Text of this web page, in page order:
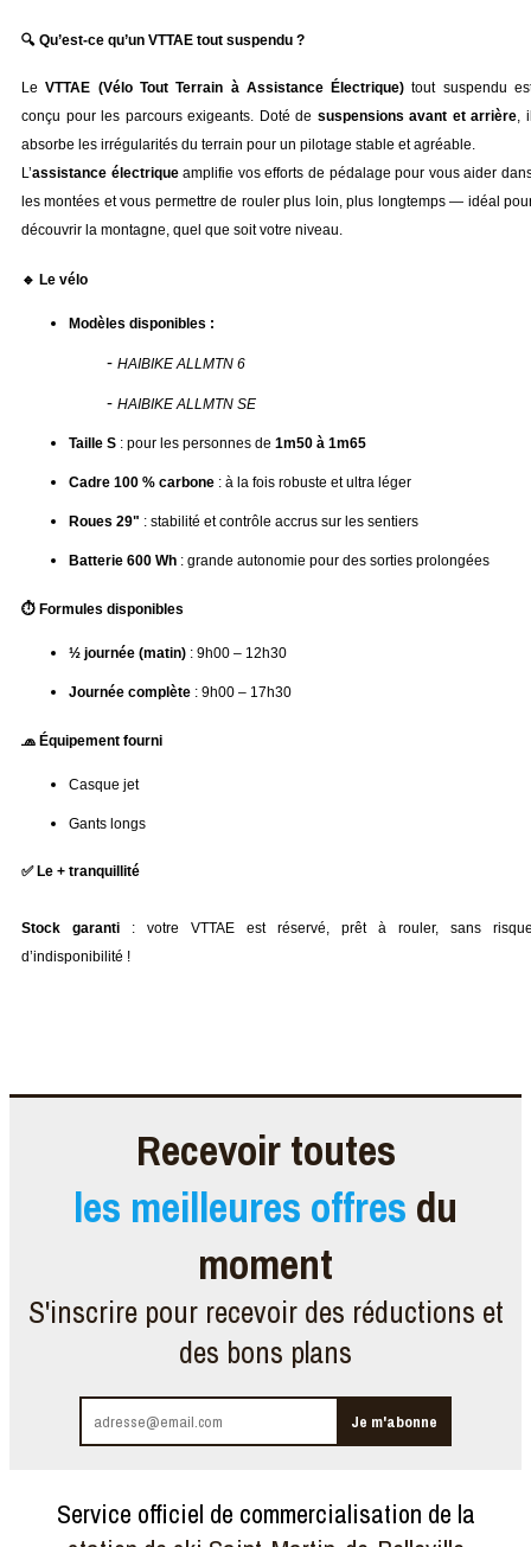
🔍 Qu’est-ce qu’un VTTAE tout suspendu ?
Le VTTAE (Vélo Tout Terrain à Assistance Électrique) tout suspendu
conçu pour les parcours exigeants. Doté de suspensions avant et arrière ,
absorbe les irrégularités du terrain pour un pilotage stable et agréable.
L’assistance électrique amplifie vos efforts de pédalage pour vous aider
les montées et vous permettre de rouler plus loin, plus longtemps — idéal
découvrir la montagne, quel que soit votre niveau.
🔹 Le vélo
Modèles disponibles :
	-
HAIBIKE ALLMTN 6
	-
HAIBIKE ALLMTN SE
Taille S : pour les personnes de 1m50 à 1m65
Cadre 100 % carbone : à la fois robuste et ultra léger
Roues 29" : stabilité et contrôle accrus sur les sentiers
Batterie 600 Wh : grande autonomie pour des sorties prolongées
⏱️ Formules disponibles
½ journée (matin) : 9h00 – 12h30
Journée complète : 9h00 – 17h30
🧢 Équipement fourni
Casque jet
Gants longs
✅ Le + tranquillité
Stock garanti : votre VTTAE est réservé, prêt à rouler, sans
d’indisponibilité !
Recevoir toutes
les meilleures offres du
moment
S'inscrire pour recevoir des réductions et
des bons plans
Service officiel de commercialisation de la